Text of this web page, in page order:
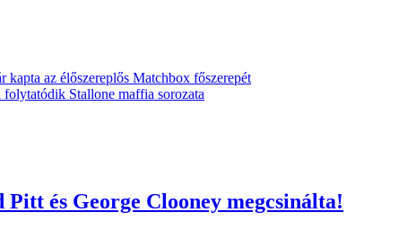
kapta az élőszereplős Matchbox főszerepét
Stallone maffia sorozata
és George Clooney megcsinálta!